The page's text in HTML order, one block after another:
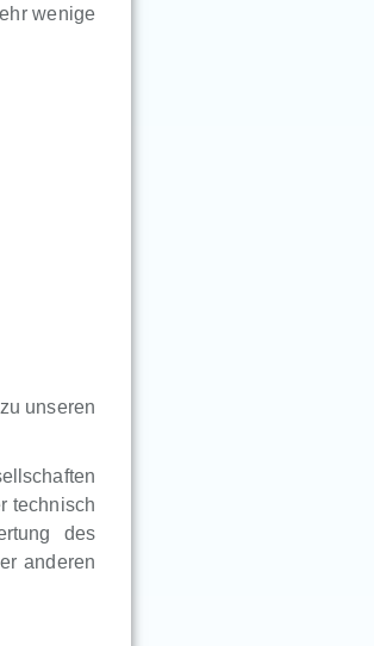
wenige
unseren
technisch
des
anderen